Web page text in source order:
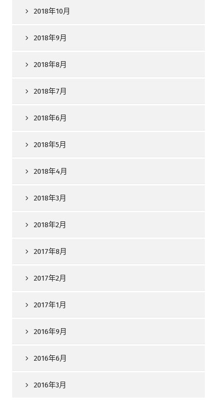
2018年10月
2018年9月
2018年8月
2018年7月
2018年6月
2018年5月
2018年4月
2018年3月
2018年2月
2017年8月
2017年2月
2017年1月
2016年9月
2016年6月
2016年3月